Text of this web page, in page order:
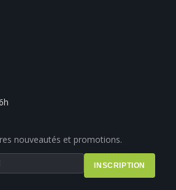
nouveautés et promotions.
INSCRIPTION